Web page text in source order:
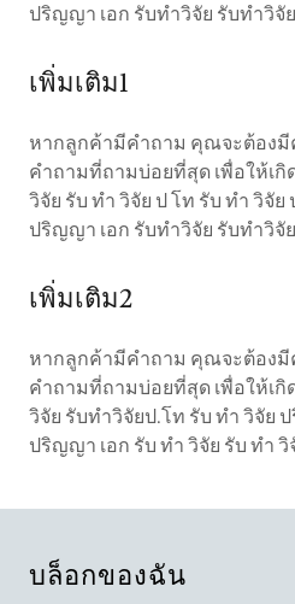
ปริญญา เอก รับทำวิจัย รับทำวิจั
เพิ่มเติม1
หากลูกค้ามีคำถาม คุณจะต้องมี
คำถามที่ถามบ่อยที่สุด เพื่อให้เ
วิจัย รับ ทำ วิจัย ป โท รับ ทำ วิจั
ปริญญา เอก รับทำวิจัย รับทำวิจั
เพิ่มเติม2
หากลูกค้ามีคำถาม คุณจะต้องมี
คำถามที่ถามบ่อยที่สุด เพื่อให้เ
วิจัย รับทำวิจัยป.โท รับ ทำ วิจัย
ปริญญา เอก รับ ทำ วิจัย รับ ทำ วิ
บล็อกของฉัน